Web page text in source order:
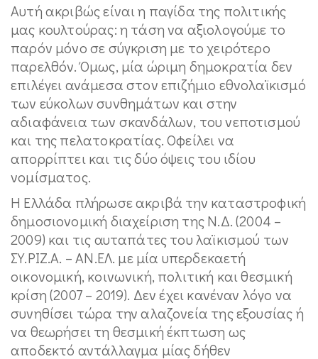
Αυτή ακριβώς είναι η παγίδα της πολιτικής
μας κουλτούρας: η τάση να αξιολογούμε το
παρόν μόνο σε σύγκριση με το χειρότερο
παρελθόν. Όμως, μία ώριμη δημοκρατία δεν
επιλέγει ανάμεσα στον επιζήμιο εθνολαϊκισμό
των εύκολων συνθημάτων και στην
αδιαφάνεια των σκανδάλων, του νεποτισμού
και της πελατοκρατίας. Οφείλει να
απορρίπτει και τις δύο όψεις του ιδίου
νομίσματος.
Η Ελλάδα πλήρωσε ακριβά την καταστροφική
δημοσιονομική διαχείριση της Ν.Δ. (2004 –
2009) και τις αυταπάτες του λαϊκισμού των
ΣΥ.ΡΙΖ.Α. – ΑΝ.ΕΛ. με μία υπερδεκαετή
οικονομική, κοινωνική, πολιτική και θεσμική
κρίση (2007 – 2019). Δεν έχει κανέναν λόγο να
συνηθίσει τώρα την αλαζονεία της εξουσίας ή
να θεωρήσει τη θεσμική έκπτωση ως
αποδεκτό αντάλλαγμα μίας δήθεν